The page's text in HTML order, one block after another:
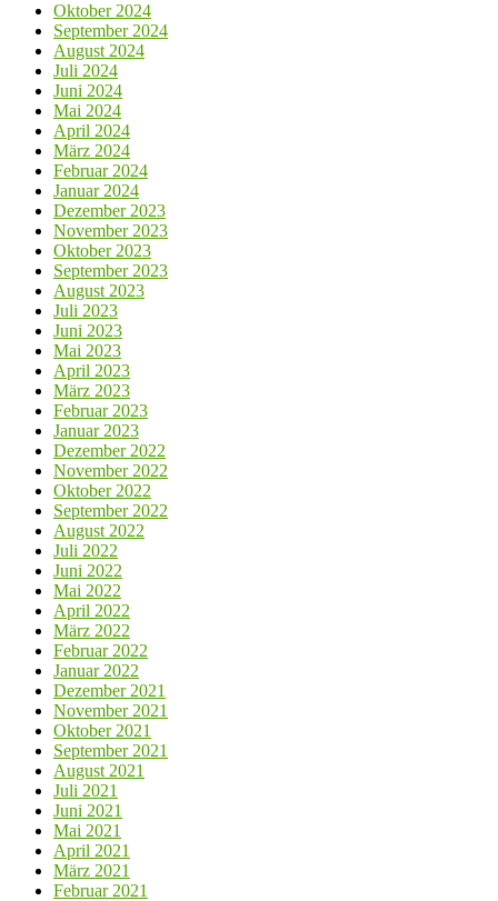
Oktober 2024
September 2024
August 2024
Juli 2024
Juni 2024
Mai 2024
April 2024
März 2024
Februar 2024
Januar 2024
Dezember 2023
November 2023
Oktober 2023
September 2023
August 2023
Juli 2023
Juni 2023
Mai 2023
April 2023
März 2023
Februar 2023
Januar 2023
Dezember 2022
November 2022
Oktober 2022
September 2022
August 2022
Juli 2022
Juni 2022
Mai 2022
April 2022
März 2022
Februar 2022
Januar 2022
Dezember 2021
November 2021
Oktober 2021
September 2021
August 2021
Juli 2021
Juni 2021
Mai 2021
April 2021
März 2021
Februar 2021